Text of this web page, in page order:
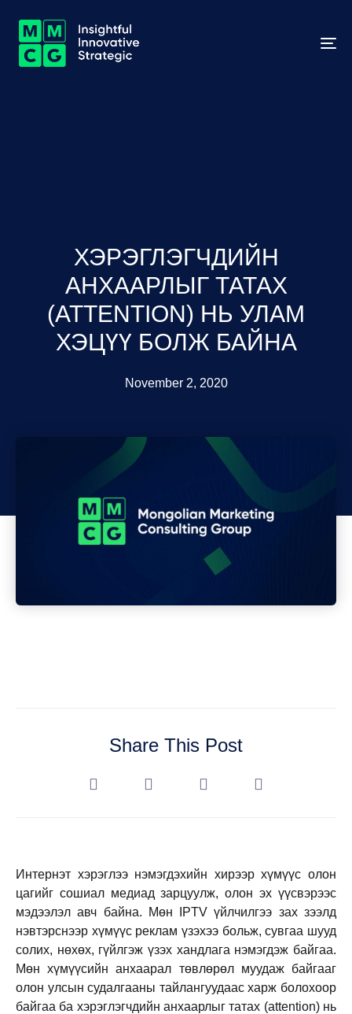
ХЭРЭГЛЭГЧДИЙН
АНХААРЛЫГ ТАТАХ
(ATTENTION) НЬ УЛАМ
ХЭЦҮҮ БОЛЖ БАЙНА
November 2, 2020
Share This Post
Интернэт хэрэглээ нэмэгдэхийн хирээр хүмүүс олон
цагийг сошиал медиад зарцуулж, олон эх үүсвэрээс
мэдээлэл авч байна. Мөн IPTV үйлчилгээ зах зээлд
нэвтэрснээр хүмүүс реклам үзэхээ больж, сувгаа шууд
солих, нөхөх, гүйлгэж үзэх хандлага нэмэгдэж байгаа.
Мөн хүмүүсийн анхаарал төвлөрөл муудаж байгааг
олон улсын судалгааны тайлангуудаас харж болохоор
байгаа ба хэрэглэгчдийн анхаарлыг татах (attention) нь